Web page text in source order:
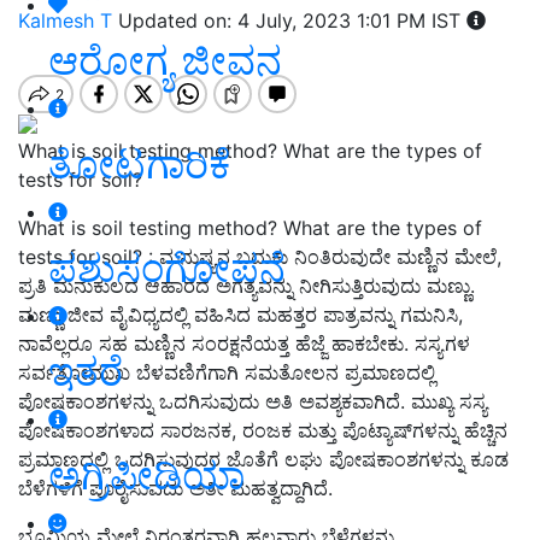
ಆರೋಗ್ಯ ಜೀವನ
ತೋಟಗಾರಿಕೆ
ಪಶುಸಂಗೋಪನೆ
ಇತರೆ
ಅಗ್ರಿಪೀಡಿಯಾ
Kalmesh T Updated on: 4 July, 2023 1:01 PM IST
What is soil testing method? What are the types of
tests for soil?
What is soil testing method? What are the types of
tests for soil? : ಮನುಷ್ಯನ ಬದುಕು ನಿಂತಿರುವುದೇ ಮಣ್ಣಿನ ಮೇಲೆ,
ಪ್ರತಿ ಮನುಕುಲದ ಆಹಾರದ ಅಗತ್ಯವನ್ನು ನೀಗಿಸುತ್ತಿರುವುದು ಮಣ್ಣು.
ಮಣ್ಣು ಜೀವ ವೈವಿಧ್ಯದಲ್ಲಿ ವಹಿಸಿದ ಮಹತ್ತರ ಪಾತ್ರವನ್ನು ಗಮನಿಸಿ,
ನಾವೆಲ್ಲರೂ ಸಹ ಮಣ್ಣಿನ ಸಂರಕ್ಷನೆಯತ್ತ ಹೆಜ್ಜೆ ಹಾಕಬೇಕು. ಸಸ್ಯಗಳ
ಸರ್ವತೋಮುಖ ಬೆಳವಣಿಗೆಗಾಗಿ ಸಮತೋಲನ ಪ್ರಮಾಣದಲ್ಲಿ
ಪೋಷಕಾಂಶಗಳನ್ನು ಒದಗಿಸುವುದು ಅತಿ ಅವಶ್ಯಕವಾಗಿದೆ. ಮುಖ್ಯ ಸಸ್ಯ
ಪೋಷಕಾಂಶಗಳಾದ ಸಾರಜನಕ, ರಂಜಕ ಮತ್ತು ಪೊಟ್ಯಾಷ್‌ಗಳನ್ನು ಹೆಚ್ಚಿನ
ಪ್ರಮಾಣದಲ್ಲಿ ಒದಗಿಸುವುದರ ಜೊತೆಗೆ ಲಘು ಪೋಷಕಾಂಶಗಳನ್ನು ಕೂಡ
ಬೆಳೆಗಳಿಗೆ ಪೂರೈಸುವದು ಅತೀ ಮಹತ್ವದ್ದಾಗಿದೆ.